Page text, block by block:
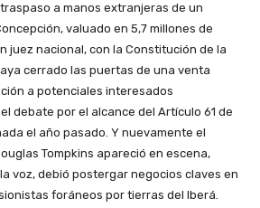
a manos extranjeras de un
valuado en 5,7 millones de
juez nacional, con la Constitución de la
cerrado las puertas de una venta
a potenciales interesados
debate por el alcance del Artículo 61 de
el año pasado. Y nuevamente el
Tompkins apareció en escena,
voz, debió postergar negocios claves en
foráneos por tierras del Iberá.